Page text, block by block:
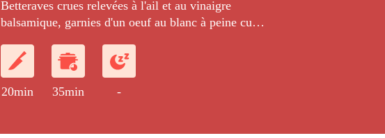
Betteraves crues relevées à l'ail et au vinaigre
balsamique, garnies d'un oeuf au blanc à peine cuit
20min 35min -